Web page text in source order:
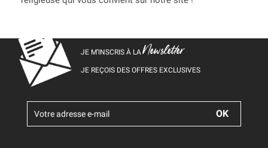
JE M’INSCRIS À LANewsletter
JE REÇOIS DES OFFRES EXCLUSIVES